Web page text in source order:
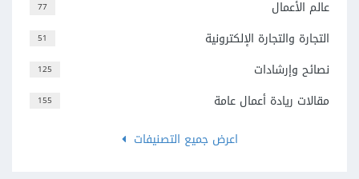
77 عالم الأعمال
51 التجارة والتجارة الإلكترونية
125 نصائح وإرشادات
155
مقالات ريادة أعمال عامة
اعرض جميع التصنيفات